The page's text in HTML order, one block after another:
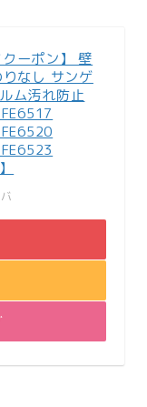
ーポン】 壁
なし サンゲ
ム汚れ防止